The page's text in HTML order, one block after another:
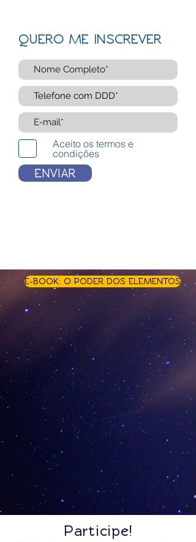
QUERO ME INSCREVER
Aceito os termos e
condições
ENVIAR
E-BOOK: O PODER DOS ELEMENTOS
Participe!